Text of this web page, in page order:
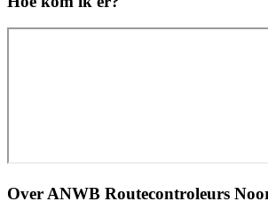
Over ANWB Routecontroleurs